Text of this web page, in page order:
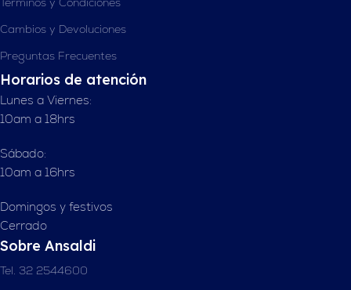
Cambios y Devoluciones
Preguntas Frecuentes
Horarios de atención
Lunes a Viernes:
10am a 18hrs
Sábado:
10am a 16hrs
Domingos y festivos
Cerrado
Sobre Ansaldi
Tel. 32 2544600